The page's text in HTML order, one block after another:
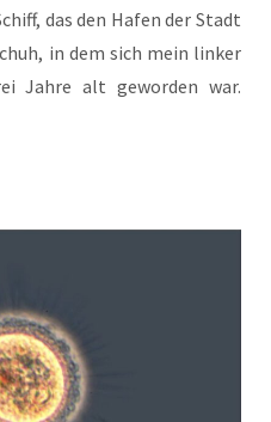
das den Hafen der Stadt
in dem sich mein lin­ker
Jah­re alt gewor­den war.